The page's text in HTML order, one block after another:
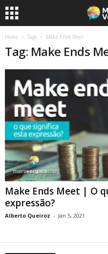
Home Tags Make Ends Meet
Tag: Make Ends
Make Ends Meet | O
expressão?
Alberto Queiroz - Jan 5, 2021